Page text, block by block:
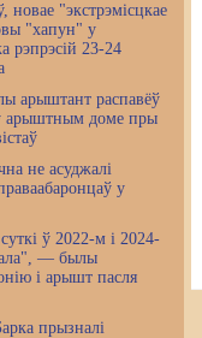
новае "экстрэмісцкае
"хапун" у
рэпрэсій 23-24
арыштант распавёў
арыштным доме пры
не асуджалі
у
ў 2022-м і 2024-
— былы
і арышт пасля
прызналі